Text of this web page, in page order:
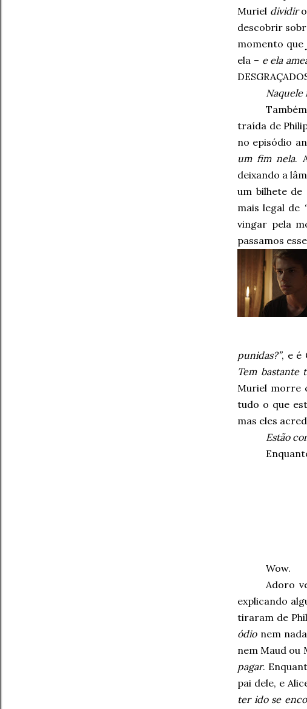
Muriel dividiro
descobrir
momento que
ela – e ela
Naquele
traída de
no episódio
um fim nela.
deixando a
um bilhete de
mais legal de
vingar pela
passamos
punidas?”, e é
Tem bastante
Muriel morre
tudo o que
mas eles
Estão
Wow.
Adoro
explicando
tiraram de
ódionem nada
nem Maud ou
pagar.
pai dele, e
ter ido se